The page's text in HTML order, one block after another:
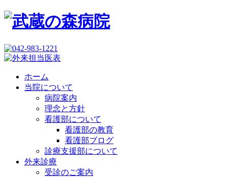
ホーム
当院について
病院案内
理念と方針
看護部について
看護部の教育
看護部ブログ
診療支援部について
外来診療
受診のご案内